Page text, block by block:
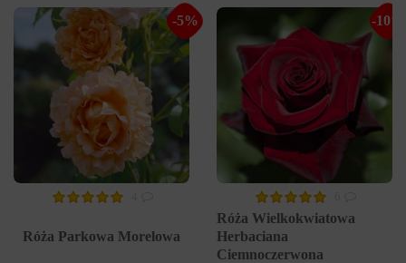
-5%
Róża Parkowa Morelowa
-10%
Róża Wielkokwiatowa
Herbaciana
Ciemnoczerwona